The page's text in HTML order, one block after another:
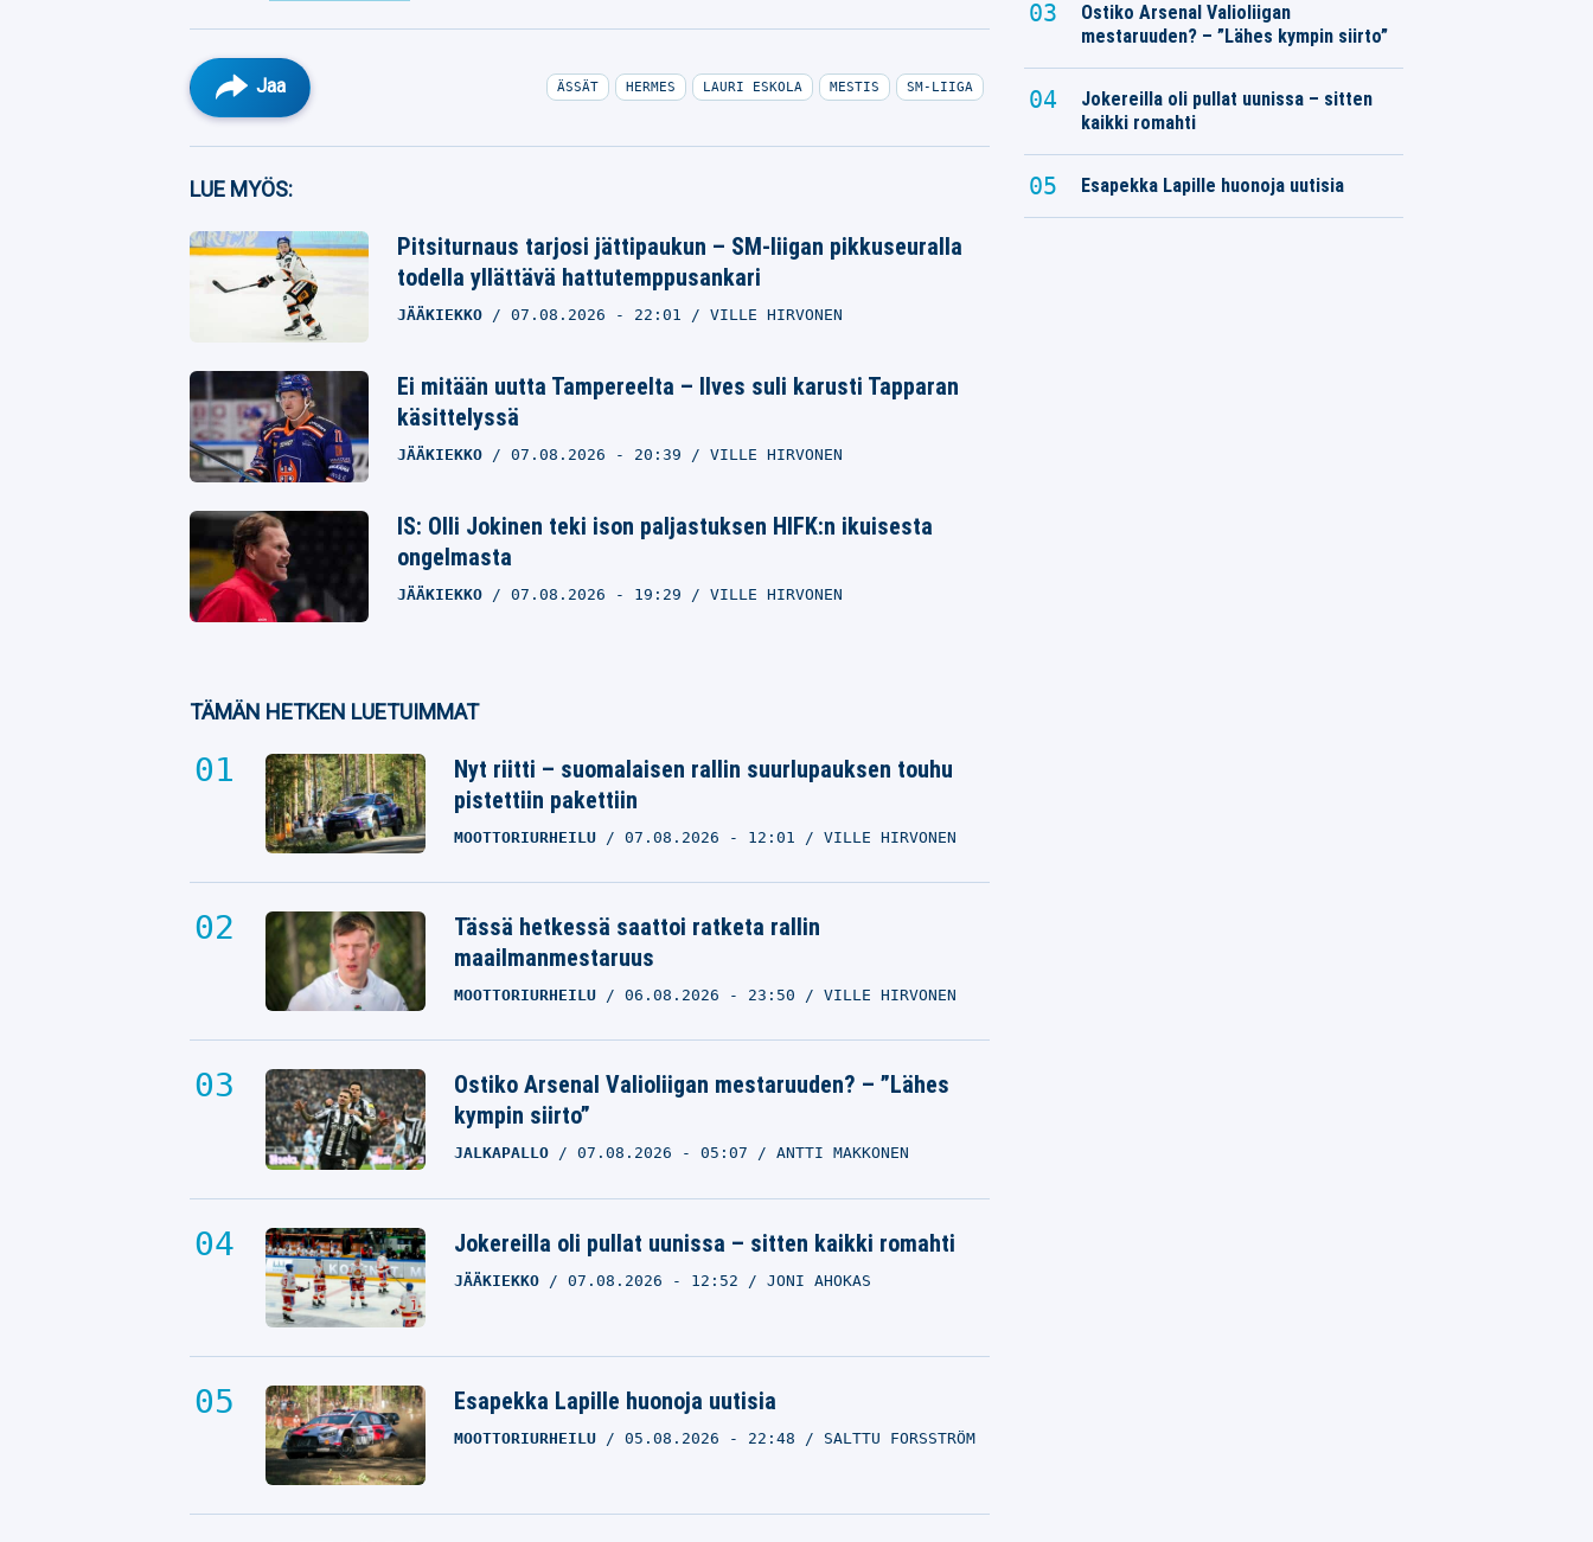
Jaa
Facebook
Twitter
Whatsapp
ÄSSÄT HERMES LAURI ESKOLA MESTIS SM-LIIGA
LUE MYÖS:
Pitsiturnaus tarjosi jättipaukun – SM-liigan pikkuseuralla
todella yllättävä hattutemppusankari
JÄÄKIEKKO 07.08.2026 - 22:01 VILLE HIRVONEN
Ei mitään uutta Tampereelta – Ilves suli karusti Tapparan
käsittelyssä
JÄÄKIEKKO 07.08.2026 - 20:39 VILLE HIRVONEN
IS: Olli Jokinen teki ison paljastuksen HIFK:n ikuisesta
ongelmasta
JÄÄKIEKKO 07.08.2026 - 19:29 VILLE HIRVONEN
TÄMÄN HETKEN LUETUIMMAT
Nyt riitti – suomalaisen rallin suurlupauksen touhu
pistettiin pakettiin
MOOTTORIURHEILU 07.08.2026 - 12:01 VILLE HIRVONEN
Tässä hetkessä saattoi ratketa rallin
maailmanmestaruus
MOOTTORIURHEILU 06.08.2026 - 23:50 VILLE HIRVONEN
Ostiko Arsenal Valioliigan mestaruuden? – ”Lähes
kympin siirto”
JALKAPALLO 07.08.2026 - 05:07 ANTTI MAKKONEN
Jokereilla oli pullat uunissa – sitten kaikki romahti
JÄÄKIEKKO 07.08.2026 - 12:52 JONI AHOKAS
Esapekka Lapille huonoja uutisia
MOOTTORIURHEILU 05.08.2026 - 22:48 SALTTU FORSSTRÖM
Ostiko Arsenal Valioliigan
mestaruuden? – ”Lähes kympin siirto”
Jokereilla oli pullat uunissa – sitten
kaikki romahti
Esapekka Lapille huonoja uutisia